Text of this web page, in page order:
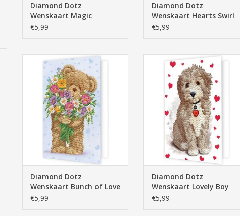
Diamond Dotz
Wenskaart Magic
€5,99
Diamond Dotz
Wenskaart Hearts Swirl
€5,99
Diamond Dotz Wenskaart Bunch
of Love
TOEVOEGEN AAN WINKELWAGEN
Diamond Dotz
Wenskaart Bunch of Love
€5,99
Diamond Dotz Wenskaart Lovely
Boy
TOEVOEGEN AAN WINKELWAGEN
Diamond Dotz
Wenskaart Lovely Boy
€5,99